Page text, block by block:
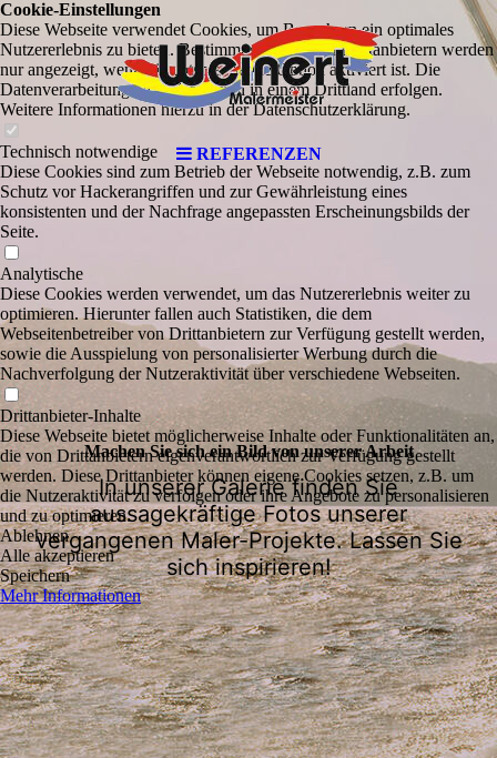
REFERENZEN
Machen Sie sich ein Bild von unserer Arbeit
In unserer Galerie finden Sie
aussagekräftige Fotos unserer
vergangenen Maler-Projekte. Lassen Sie
sich inspirieren!
Cookie-Einstellungen
Diese Webseite verwendet Cookies, um Besuchern ein optimales
Nutzererlebnis zu bieten. Bestimmte Inhalte von Drittanbietern werden
nur angezeigt, wenn die entsprechende Option aktiviert ist. Die
Datenverarbeitung kann dann auch in einem Drittland erfolgen.
Weitere Informationen hierzu in der Datenschutzerklärung.
Technisch notwendige
Diese Cookies sind zum Betrieb der Webseite notwendig, z.B. zum
Schutz vor Hackerangriffen und zur Gewährleistung eines
konsistenten und der Nachfrage angepassten Erscheinungsbilds der
Seite.
Analytische
Diese Cookies werden verwendet, um das Nutzererlebnis weiter zu
optimieren. Hierunter fallen auch Statistiken, die dem
Webseitenbetreiber von Drittanbietern zur Verfügung gestellt werden,
sowie die Ausspielung von personalisierter Werbung durch die
Nachverfolgung der Nutzeraktivität über verschiedene Webseiten.
Drittanbieter-Inhalte
Diese Webseite bietet möglicherweise Inhalte oder Funktionalitäten an,
die von Drittanbietern eigenverantwortlich zur Verfügung gestellt
werden. Diese Drittanbieter können eigene Cookies setzen, z.B. um
die Nutzeraktivität zu verfolgen oder ihre Angebote zu personalisieren
und zu optimieren.
Ablehnen
Alle akzeptieren
Speichern
Mehr Informationen